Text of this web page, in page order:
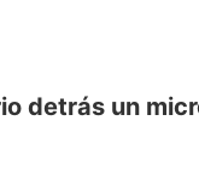
detrás un